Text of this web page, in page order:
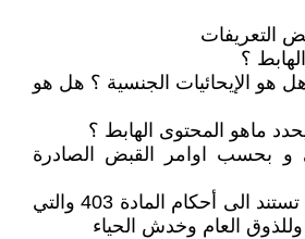
التعريفات
؟
هو الإيحائيات الجنسية ؟ هل هو
ماهو المحتوى الهابط ؟
بحسب اوامر القبض الصادرة
فتلك الأحكام القضائية تستند الى أحكام المادة 403 والتي
العام وخدش الحياء